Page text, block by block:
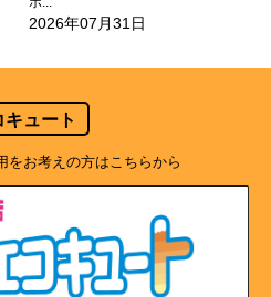
2026年07月31日
キュート
をお考えの方はこちらから